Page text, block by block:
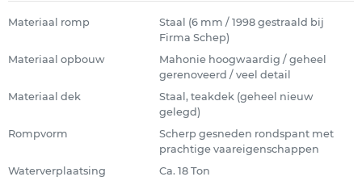
Materiaal romp
Staal (6 mm / 1998 gestraald bij
Firma Schep)
Materiaal opbouw
Mahonie hoogwaardig / geheel
gerenoveerd / veel detail
Materiaal dek
Staal, teakdek (geheel nieuw
gelegd)
Rompvorm
Scherp gesneden rondspant met
prachtige vaareigenschappen
Waterverplaatsing
Ca. 18 Ton